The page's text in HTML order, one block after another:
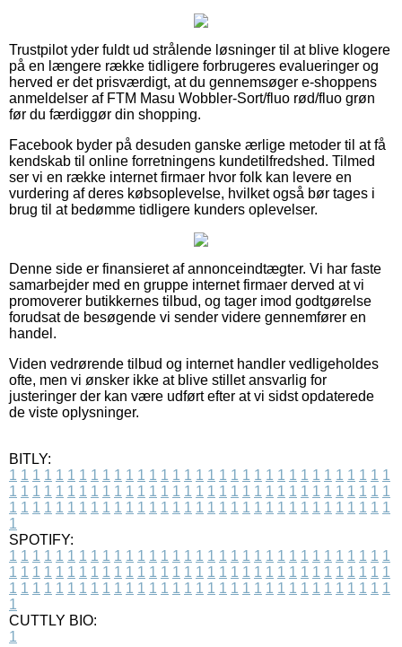
Trustpilot yder fuldt ud strålende løsninger til at blive klogere
på en længere række tidligere forbrugeres evalueringer og
herved er det prisværdigt, at du gennemsøger e-shoppens
anmeldelser af FTM Masu Wobbler-Sort/fluo rød/fluo grøn
før du færdiggør din shopping.
Facebook byder på desuden ganske ærlige metoder til at få
kendskab til online forretningens kundetilfredshed. Tilmed
ser vi en række internet firmaer hvor folk kan levere en
vurdering af deres købsoplevelse, hvilket også bør tages i
brug til at bedømme tidligere kunders oplevelser.
Denne side er finansieret af annonceindtægter. Vi har faste
samarbejder med en gruppe internet firmaer derved at vi
promoverer butikkernes tilbud, og tager imod godtgørelse
forudsat de besøgende vi sender videre gennemfører en
handel.
Viden vedrørende tilbud og internet handler vedligeholdes
ofte, men vi ønsker ikke at blive stillet ansvarlig for
justeringer der kan være udført efter at vi sidst opdaterede
de viste oplysninger.
BITLY:
1 1 1 1 1 1 1 1 1 1 1 1 1 1 1 1 1 1 1 1 1 1 1 1 1 1 1 1 1 1 1 1 1
1 1 1 1 1 1 1 1 1 1 1 1 1 1 1 1 1 1 1 1 1 1 1 1 1 1 1 1 1 1 1 1 1
1 1 1 1 1 1 1 1 1 1 1 1 1 1 1 1 1 1 1 1 1 1 1 1 1 1 1 1 1 1 1 1 1
1
SPOTIFY:
1 1 1 1 1 1 1 1 1 1 1 1 1 1 1 1 1 1 1 1 1 1 1 1 1 1 1 1 1 1 1 1 1
1 1 1 1 1 1 1 1 1 1 1 1 1 1 1 1 1 1 1 1 1 1 1 1 1 1 1 1 1 1 1 1 1
1 1 1 1 1 1 1 1 1 1 1 1 1 1 1 1 1 1 1 1 1 1 1 1 1 1 1 1 1 1 1 1 1
1
CUTTLY BIO:
1